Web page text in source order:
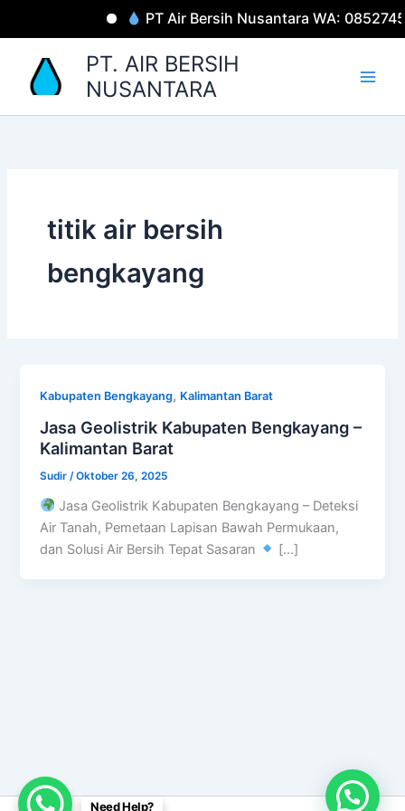
PT Air Bersih Nusantara WA:
PT. AIR BERSIH
NUSANTARA
titik air bersih
bengkayang
Kabupaten Bengkayang, Kalimantan Barat
Jasa Geolistrik Kabupaten Bengkayang –
Kalimantan Barat
Sudir /Oktober 26, 2025
Jasa Geolistrik Kabupaten Bengkayang – Deteksi
Air Tanah, Pemetaan Lapisan Bawah Permukaan,
dan Solusi Air Bersih Tepat Sasaran
[…]
Need Help?